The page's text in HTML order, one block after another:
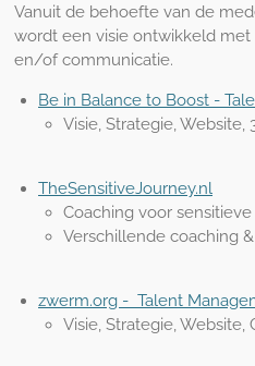
Vanuit de behoefte van de
wordt een visie ontwikkeld
en/of communicatie.
Be in Balance to Boost -
Visie, Strategie, Website,
TheSensitiveJourney.nl
Coaching voor
Verschillende coaching
zwerm.org - Talent
Visie, Strategie,